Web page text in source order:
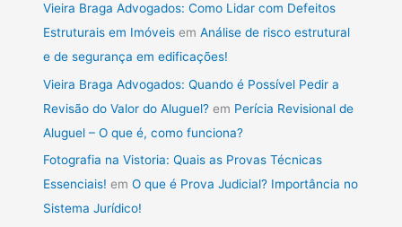
Vieira Braga Advogados: Como Lidar com Defeitos
Estruturais em Imóveis emAnálise de risco estrutural
e de segurança em edificações!
Vieira Braga Advogados: Quando é Possível Pedir a
Revisão do Valor do Aluguel? em Perícia Revisional de
Aluguel – O que é, como funciona?
Fotografia na Vistoria: Quais as Provas Técnicas
Essenciais! emO que é Prova Judicial? Importância no
Sistema Jurídico!